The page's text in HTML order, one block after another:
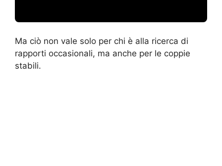
Ma ciò non vale solo per chi è alla ricerca di
rapporti occasionali, ma anche per le coppie
stabili.